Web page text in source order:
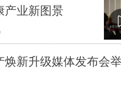
产业新图景
焕新升级媒体发布会